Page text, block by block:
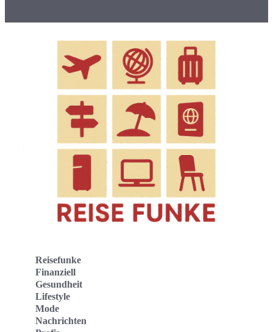
Reisefunke
Finanziell
Gesundheit
Lifestyle
Mode
Nachrichten